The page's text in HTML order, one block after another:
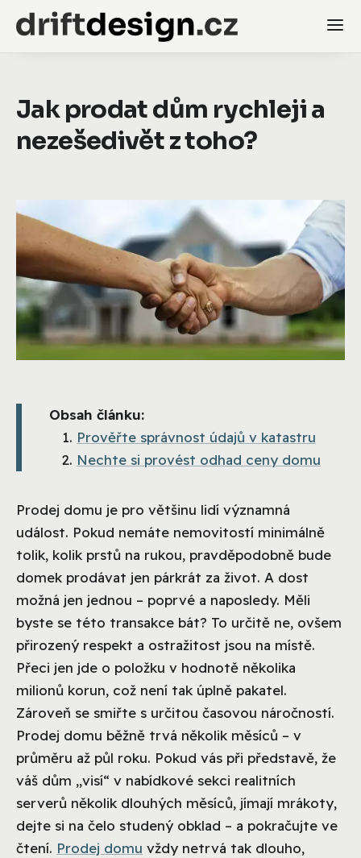
Jak prodat dům rychleji a
nezešedivět z toho?
Obsah článku:
Prověřte správnost údajů v katastru
Nechte si provést odhad ceny domu
Prodej domu je pro většinu lidí významná
událost. Pokud nemáte nemovitostí minimálně
tolik, kolik prstů na rukou, pravděpodobně bude
domek prodávat jen párkrát za život. A dost
možná jen jednou – poprvé a naposledy. Měli
byste se této transakce bát? To určitě ne, ovšem
přirozený respekt a ostražitost jsou na místě.
Přeci jen jde o položku v hodnotě několika
milionů korun, což není tak úplně pakatel.
Zároveň se smiřte s určitou časovou náročností.
Prodej domu běžně trvá několik měsíců – v
průměru až půl roku. Pokud vás při představě, že
váš dům „visí“ v nabídkové sekci realitních
serverů několik dlouhých měsíců, jímají mrákoty,
dejte si na čelo studený obklad – a pokračujte ve
čtení. Prodej domu vždy netrvá tak dlouho,